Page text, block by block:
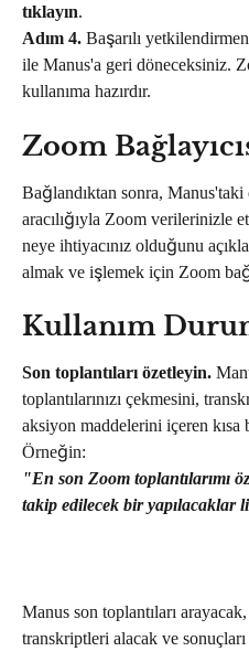
tıklayın.
Adım 4. Başarılı
ile Manus'a geri döneceksiniz.
kullanıma hazırdır.
Zoom
Bağlandıktan sonra,
aracılığıyla Zoom verilerinizle
neye ihtiyacınız olduğunu
almak ve işlemek için Zoom
Kullanım
Son toplantıları özetleyin.
toplantılarınızı çekmesini,
aksiyon maddelerini içeren kısa
Örneğin:
"En son Zoom toplantılarımı
takip edilecek bir yapılacaklar
Manus son toplantıları
transkriptleri alacak ve